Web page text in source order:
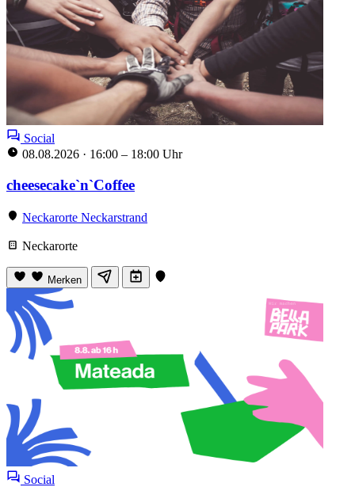
Social
08.08.2026 · 16:00 – 18:00 Uhr
cheesecake`n`Coffee
Neckarorte Neckarstrand
Neckarorte
Merken
Social